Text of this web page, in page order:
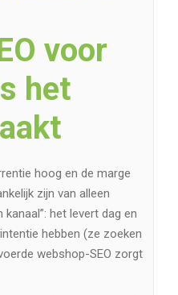
voor
het
hoog en de marge
zijn van alleen
kanaal”: het levert dag en
hebben (ze zoeken
webshop-SEO zorgt